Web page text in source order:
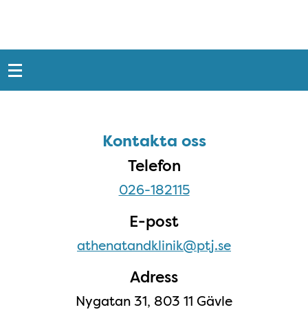
Snabblänkar
Kontakta ossKontakta oss
Telefon
026-182115
E-post
athenatandklinik@ptj.se
Adress
Nygatan 31, 803 11 Gävle